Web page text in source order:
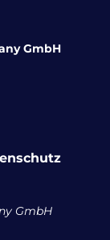
GmbH
GmbH